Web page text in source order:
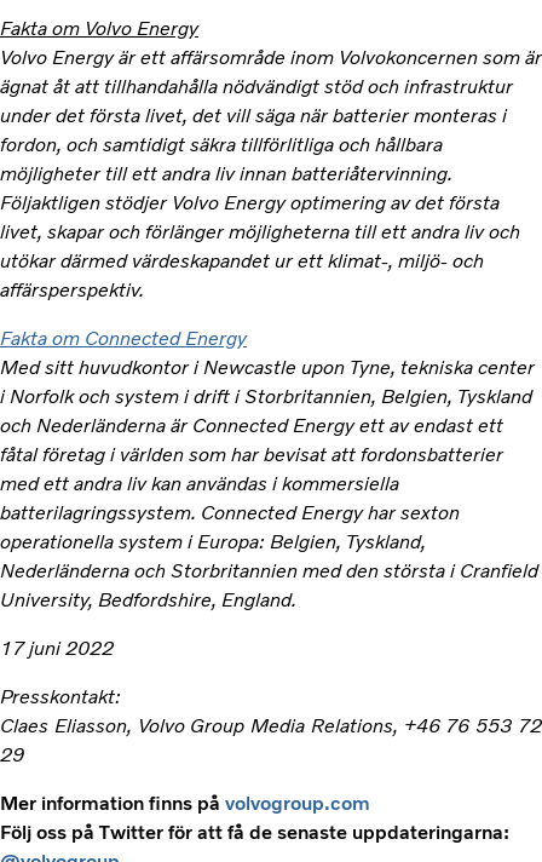
Fakta om Volvo Energy
Volvo Energy är ett affärsområde inom Volvokoncernen som är
ägnat åt att tillhandahålla nödvändigt stöd och infrastruktur
under det första livet, det vill säga när batterier monteras i
fordon, och samtidigt säkra tillförlitliga och hållbara
möjligheter till ett andra liv innan batteriåtervinning.
Följaktligen stödjer Volvo Energy optimering av det första
livet, skapar och förlänger möjligheterna till ett andra liv och
utökar därmed värdeskapandet ur ett klimat-, miljö- och
affärsperspektiv.
Fakta om Connected Energy
Med sitt huvudkontor i Newcastle upon Tyne, tekniska center
i Norfolk och system i drift i Storbritannien, Belgien, Tyskland
och Nederländerna är Connected Energy ett av endast ett
fåtal företag i världen som har bevisat att fordonsbatterier
med ett andra liv kan användas i kommersiella
batterilagringssystem. Connected Energy har sexton
operationella system i Europa: Belgien, Tyskland,
Nederländerna och Storbritannien med den största i Cranfield
University, Bedfordshire, England.
17 juni 2022
Presskontakt:
Claes Eliasson, Volvo Group Media Relations, +46 76 553 72
29
Mer information finns på volvogroup.com
Följ oss på Twitter för att få de senaste uppdateringarna: